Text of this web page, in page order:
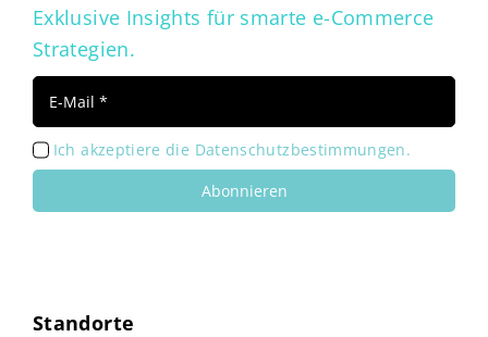
Exklusive Insights für smarte e-Commerce
Strategien.
Ich akzeptiere die Datenschutzbestimmungen.
Abonnieren
Standorte